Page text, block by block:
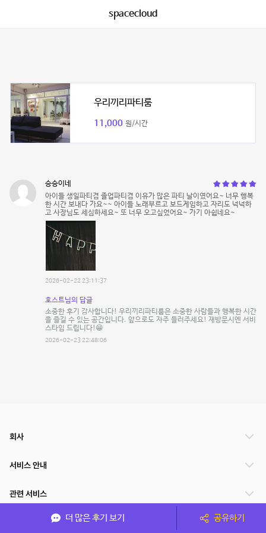
spacecloud
우리끼리파티룸
11,000 원/시간
승승이네
아이들 생일파티겸 졸업파티겸 이유가 많은 파티 날이였어요~ 너무 행복
한 시간 보내다 가요~~ 아이들 노래부르고 보드게임하고 자리도 넉넉하
고 사장님도 세심하세요~ 또 너무 오고싶었어요~ 가기 아쉽네요~
2026-02-22 23:11:37
호스트님의 답글
소중한 후기 감사합니다! 우리끼리파티룸은 소중한 사람들과 행복한 시간
을 즐길 수 있는 공간입니다. 앞으로도 자주 들러주세요! 재방문시엔 서비
스타임 드립니다!😁
2026-02-23 22:48:06
더 많은 후기 보기 공유하기
회사
서비스 안내
관련 서비스